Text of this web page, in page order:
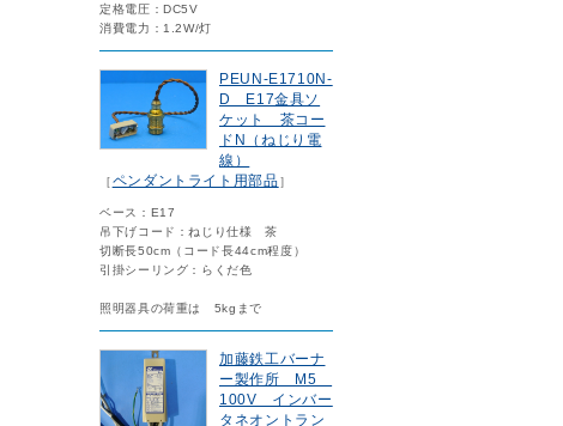
定格電圧：DC5V
消費電力：1.2W/灯
PEUN-E1710N-
D E17金具ソ
ケット 茶コー
ドN（ねじり電
線）
［ペンダントライト用部品］
ベース：E17
吊下げコード：ねじり仕様 茶
切断長50cm（コード長44cm程度）
引掛シーリング：らくだ色
照明器具の荷重は 5kgまで
加藤鉄工バーナ
ー製作所 M5
100V インバー
タネオントラン